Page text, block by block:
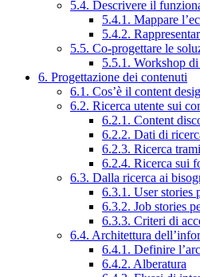
5.4. Descrivere il
5.4.1. Mappare
5.4.2.
5.5. Co-progettare le
5.5.1. Workshop
6. Progettazione dei contenuti
6.1. Cos’è il content
6.2. Ricerca utente sui
6.2.1. Content
6.2.2. Dati di
6.2.3. Ricerca
6.2.4. Ricerca sui
6.3. Dalla ricerca ai
6.3.1. User stories
6.3.2. Job stories
6.3.3. Criteri di
6.4. Architettura
6.4.1. Definire
6.4.2. Alberatura